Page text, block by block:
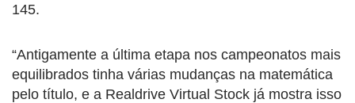
145.
“Antigamente a última etapa nos campeonatos mais
equilibrados tinha várias mudanças na matemática
pelo título, e a Realdrive Virtual Stock já mostra isso